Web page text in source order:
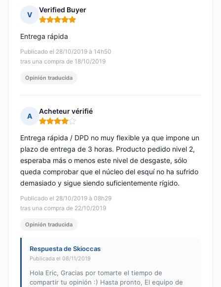
V
Verified Buyer
Nota: 5 de 5
Publicado el 28/10/2019 à 14h50
tras una compra de 18/10/2019
Entrega rápida
Opinión traducida
A
Acheteur vérifié
Nota: 4 de 5
Publicado el 28/10/2019 à 08h29
tras una compra de 22/10/2019
Entrega rápida / DPD no muy flexible ya que impone un
plazo de entrega de 3 horas. Producto pedido nivel 2,
esperaba más o menos este nivel de desgaste, sólo
queda comprobar que el núcleo del esquí no ha sufrido
demasiado y sigue siendo suficientemente rígido.
Opinión traducida
Respuesta de Skioccas
Publicada el 08/11/2019
Hola Eric, Gracias por tomarte el tiempo de
compartir tu opinión :) Hasta pronto, El equipo de